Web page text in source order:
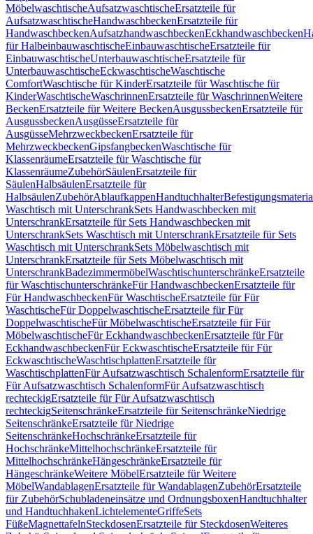
MöbelwaschtischeAufsatzwaschtischeErsatzteile für
AufsatzwaschtischeHandwaschbeckenErsatzteile für
HandwaschbeckenAufsatzhandwaschbeckenEckhandwaschbecken
für HalbeinbauwaschtischeEinbauwaschtischeErsatzteile für
EinbauwaschtischeUnterbauwaschtischeErsatzteile für
UnterbauwaschtischeEckwaschtischeWaschtische
ComfortWaschtische für KinderErsatzteile für Waschtische für
KinderWaschtischeWaschrinnenErsatzteile für WaschrinnenWeitere
BeckenErsatzteile für Weitere BeckenAusgussbeckenErsatzteile für
AusgussbeckenAusgüsseErsatzteile für
AusgüsseMehrzweckbeckenErsatzteile für
MehrzweckbeckenGipsfangbeckenWaschtische für
KlassenräumeErsatzteile für Waschtische für
KlassenräumeZubehörSäulenErsatzteile für
SäulenHalbsäulenErsatzteile für
HalbsäulenZubehörAblaufkappenHandtuchhalter
Waschtisch mit UnterschrankSets Handwaschbecken mit
UnterschrankErsatzteile für Sets Handwaschbecken mit
UnterschrankSets Waschtisch mit UnterschrankErsatzteile für Sets
Waschtisch mit UnterschrankSets Möbelwaschtisch mit
UnterschrankErsatzteile für Sets Möbelwaschtisch mit
UnterschrankBadezimmermöbelWaschtischunterschränkeErsatzteile
für WaschtischunterschränkeFür HandwaschbeckenErsatzteile für
Für HandwaschbeckenFür WaschtischeErsatzteile für Für
WaschtischeFür DoppelwaschtischeErsatzteile für Für
DoppelwaschtischeFür MöbelwaschtischeErsatzteile für Für
MöbelwaschtischeFür EckhandwaschbeckenErsatzteile für Für
EckhandwaschbeckenFür EckwaschtischeErsatzteile für Für
EckwaschtischeWaschtischplattenErsatzteile für
WaschtischplattenFür Aufsatzwaschtisch SchalenformErsatzteile für
Für Aufsatzwaschtisch SchalenformFür Aufsatzwaschtisch
rechteckigErsatzteile für Für Aufsatzwaschtisch
rechteckigSeitenschränkeErsatzteile für SeitenschränkeNiedrige
SeitenschränkeErsatzteile für Niedrige
SeitenschränkeHochschränkeErsatzteile für
HochschränkeMittelhochschränkeErsatzteile für
MittelhochschränkeHängeschränkeErsatzteile für
HängeschränkeWeitere MöbelErsatzteile für Weitere
MöbelWandablagenErsatzteile für WandablagenZubehörErsatzteile
für ZubehörSchubladeneinsätze und OrdnungsboxenHandtuchhalter
und HandtuchhakenLichtelementeGriffeSets
FüßeMagnettafelnSteckdosenErsatzteile für SteckdosenWeiteres